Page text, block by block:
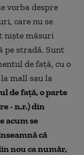
vorba despre
care nu se
niște măsuri
pe stradă. Sunt
de față, cu o
mall sau la
de față, o parte
- n.r.) din
acum se
că
nou ca număr,